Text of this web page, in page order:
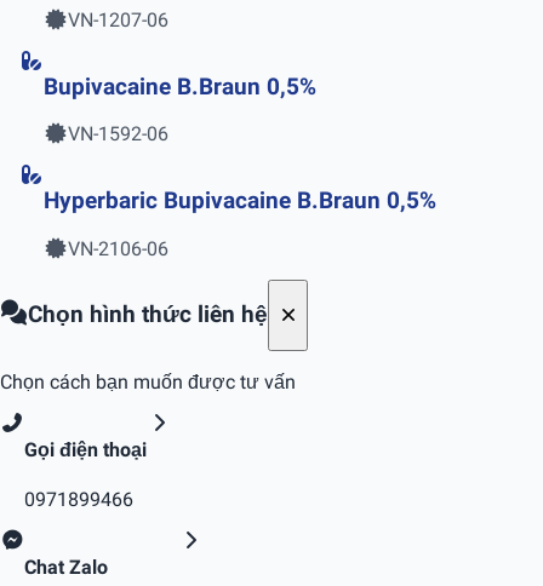
VN-1207-06
Bupivacaine B.Braun 0,5%
VN-1592-06
Hyperbaric Bupivacaine B.Braun 0,5%
VN-2106-06
Chọn hình thức liên hệ
Chọn cách bạn muốn được tư vấn
Gọi điện thoại
0971899466
Chat Zalo